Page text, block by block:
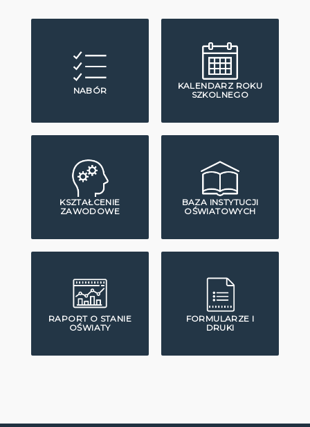
NABÓR
KALENDARZ ROKU
SZKOLNEGO
KSZTAŁCENIE
ZAWODOWE
BAZA INSTYTUCJI
OŚWIATOWYCH
RAPORT O STANIE
OŚWIATY
FORMULARZE I
DRUKI